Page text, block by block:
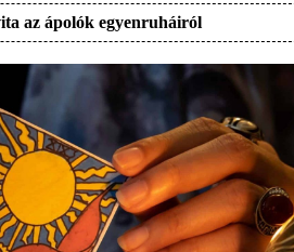
az ápolók egyenruháiról